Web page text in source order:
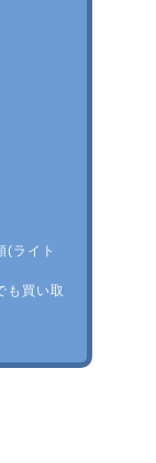
(ライト
も買い取